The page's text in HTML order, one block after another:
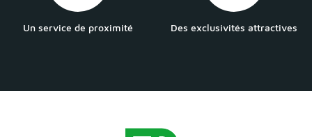
Un service de proximité Des exclusivités attractives